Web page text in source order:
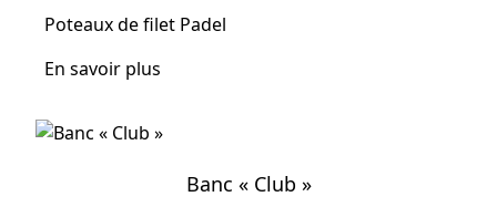
Poteaux de filet Padel
En savoir plus
Banc « Club »